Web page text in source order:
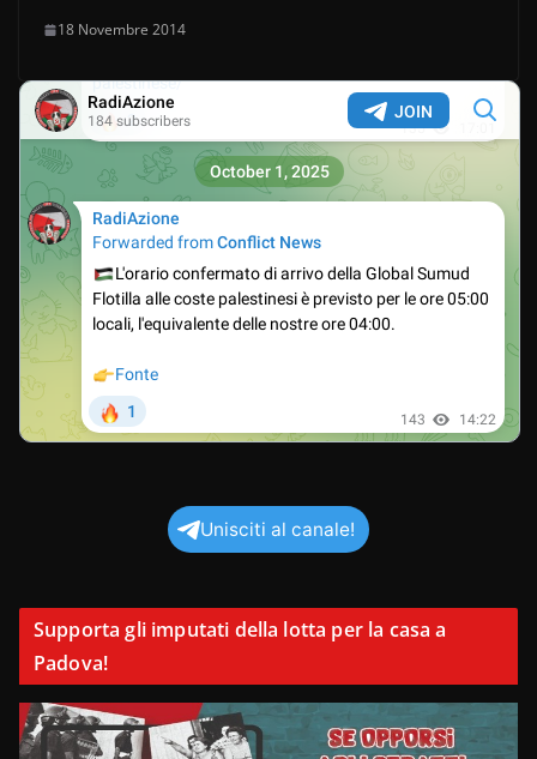
18 Novembre 2014
Unisciti al canale!
Supporta gli imputati della lotta per la casa a
Padova!